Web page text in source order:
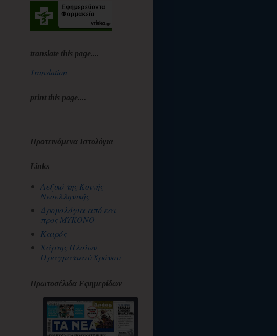
translate this page....
Translation
print this page....
Προτεινόμενα Ιστολόγια
Links
Λεξικό της Κοινής
Νεοελληνικής
Δρομολόγια από και
προς ΜΥΚΟΝΟ
Καιρός
Χάρτης Πλοίων
Πραγματικού Χρόνου
Πρωτοσέλιδα Εφημερίδων